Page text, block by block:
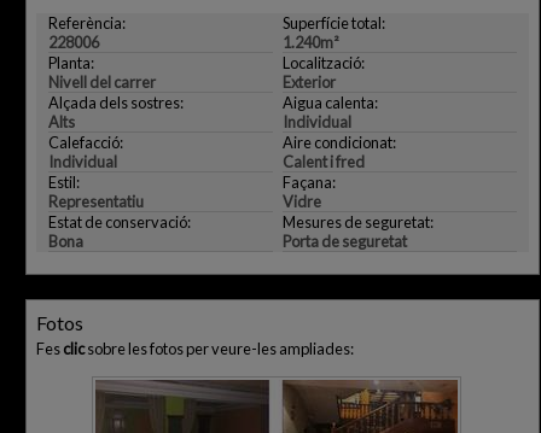
Referència:
228006
Superfície total:
1.240m²
Planta:
Nivell del carrer
Localització:
Exterior
Alçada dels sostres:
Alts
Aigua calenta:
Individual
Calefacció:
Individual
Aire condicionat:
Calent i fred
Estil:
Representatiu
Façana:
Vidre
Estat de conservació:
Bona
Mesures de seguretat:
Porta de seguretat
Fotos
Fesclicsobre les fotos per veure-les ampliades: